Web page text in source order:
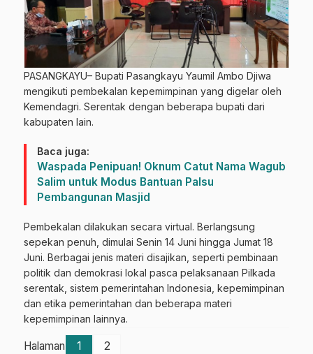
PASANGKAYU– Bupati Pasangkayu Yaumil Ambo Djiwa
mengikuti pembekalan kepemimpinan yang digelar oleh
Kemendagri. Serentak dengan beberapa bupati dari
kabupaten lain.
Baca juga:
Waspada Penipuan! Oknum Catut Nama Wagub
Salim untuk Modus Bantuan Palsu
Pembangunan Masjid
Pembekalan dilakukan secara virtual. Berlangsung
sepekan penuh, dimulai Senin 14 Juni hingga Jumat 18
Juni. Berbagai jenis materi disajikan, seperti pembinaan
politik dan demokrasi lokal pasca pelaksanaan Pilkada
serentak, sistem pemerintahan Indonesia, kepemimpinan
dan etika pemerintahan dan beberapa materi
kepemimpinan lainnya.
Halaman 1 2